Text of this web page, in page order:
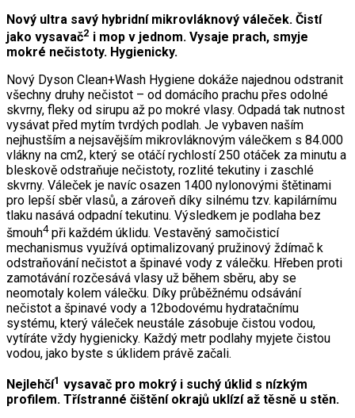
Nový ultra savý hybridní mikrovláknový váleček. Čistí
jako vysavač2 i mop v jednom. Vysaje prach, smyje
mokré nečistoty. Hygienicky.
Nový Dyson Clean+Wash Hygiene dokáže najednou odstranit
všechny druhy nečistot – od domácího prachu přes odolné
skvrny, fleky od sirupu až po mokré vlasy. Odpadá tak nutnost
vysávat před mytím tvrdých podlah. Je vybaven naším
nejhustším a nejsavějším mikrovláknovým válečkem s 84.000
vlákny na cm2, který se otáčí rychlostí 250 otáček za minutu a
bleskově odstraňuje nečistoty, rozlité tekutiny i zaschlé
skvrny. Váleček je navíc osazen 1400 nylonovými štětinami
pro lepší sběr vlasů, a zároveň díky silnému tzv. kapilárnímu
tlaku nasává odpadní tekutinu. Výsledkem je podlaha bez
šmouh4při každém úklidu. Vestavěný samočisticí
mechanismus využívá optimalizovaný pružinový ždímač k
odstraňování nečistot a špinavé vody z válečku. Hřeben proti
zamotávání rozčesává vlasy už během sběru, aby se
neomotaly kolem válečku. Díky průběžnému odsávání
nečistot a špinavé vody a 12bodovému hydratačnímu
systému, který váleček neustále zásobuje čistou vodou,
vytíráte vždy hygienicky. Každý metr podlahy myjete čistou
vodou, jako byste s úklidem právě začali.
Nejlehčí1 vysavač pro mokrý i suchý úklid s nízkým
profilem. Třístranné čištění okrajů uklízí až těsně u stěn.